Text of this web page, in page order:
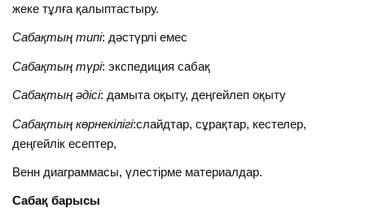
жеке тұлға қалыптастыру.
Сабақтың типі: дәстүрлі емес
Сабақтың түрі: экспедиция сабақ
Сабақтың әдісі: дамыта оқыту, деңгейлеп оқыту
Сабақтың көрнекілігі:слайдтар, сұрақтар, кестелер,
деңгейлік есептер,
Венн диаграммасы, үлестірме материалдар.
Сабақ барысы